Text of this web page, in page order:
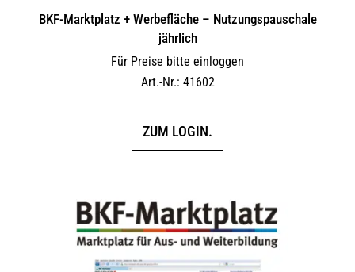
BKF-Marktplatz + Werbefläche – Nutzungspauschale
jährlich
Für Preise bitte einloggen
Art.-Nr.: 41602
ZUM LOGIN.